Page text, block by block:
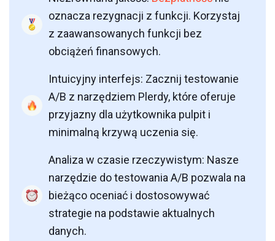
oznacza rezygnacji z funkcji. Korzystaj
z zaawansowanych funkcji bez
obciążeń finansowych.
Intuicyjny interfejs: Zacznij testowanie
A/B z narzędziem Plerdy, które oferuje
przyjazny dla użytkownika pulpit i
minimalną krzywą uczenia się.
Analiza w czasie rzeczywistym: Nasze
narzędzie do testowania A/B pozwala na
bieżąco oceniać i dostosowywać
strategie na podstawie aktualnych
danych.